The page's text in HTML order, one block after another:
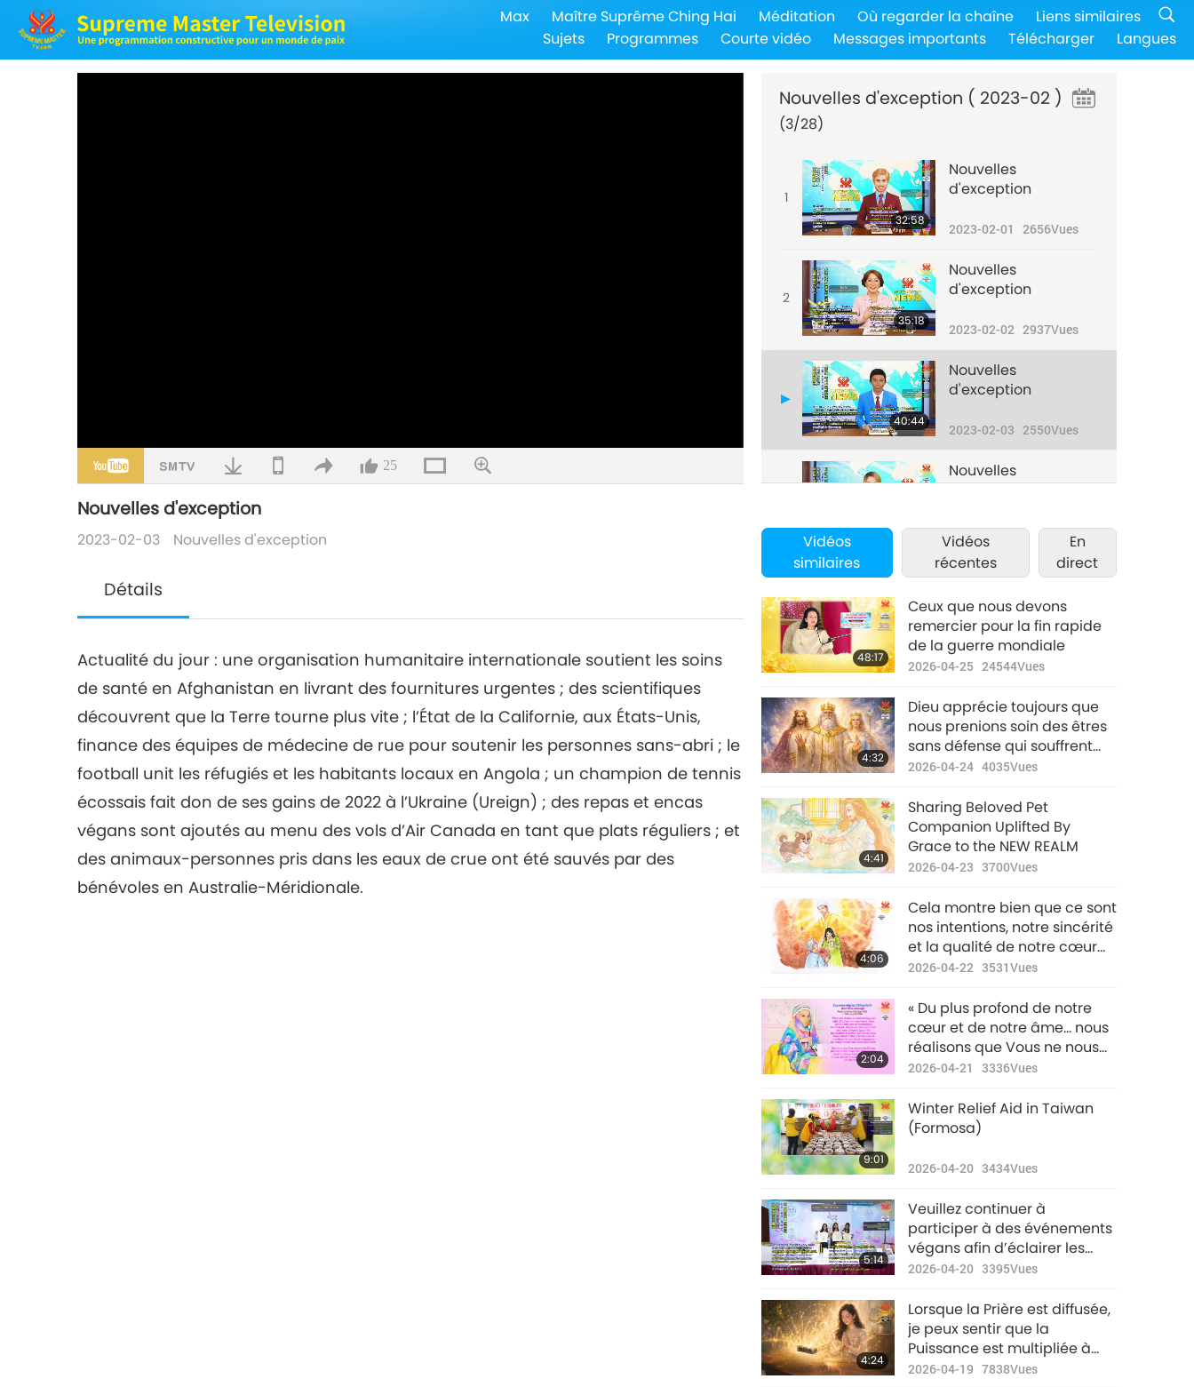
Max Maître Suprême Ching Hai Méditation Où regarder la chaîne
Liens similaires
Sujets
Programmes Courte vidéo Messages importants Télécharger Langues
25
Nouvelles d'exception
2023-02-03 Nouvelles d'exception
Détails
Actualité du jour : une organisation humanitaire internationale soutient les soins
de santé en Afghanistan en livrant des fournitures urgentes ; des scientifiques
découvrent que la Terre tourne plus vite ; l’État de la Californie, aux États-Unis,
finance des équipes de médecine de rue pour soutenir les personnes sans-abri ; le
football unit les réfugiés et les habitants locaux en Angola ; un champion de tennis
écossais fait don de ses gains de 2022 à l’Ukraine (Ureign) ; des repas et encas
végans sont ajoutés au menu des vols d’Air Canada en tant que plats réguliers ; et
des animaux-personnes pris dans les eaux de crue ont été sauvés par des
bénévoles en Australie-Méridionale.
Nouvelles d'exception ( 2023-02 )
(3/28)
1
32:58
Nouvelles
d'exception
2023-02-01 2656Vues
2
35:18
Nouvelles
d'exception
2023-02-02 2937Vues
40:44
Nouvelles
d'exception
2023-02-03 2550Vues
Nouvelles
d'exception
2023-02-042711Vues
5
39:06
Nouvelles
2023-02-052520 Vues
6
32:57
Nouvelles
2023-02-062784Vues
7
33:53
Nouvelles
2023-02-072470 Vues
8
40:53
Nouvelles
2023-02-082624 Vues
9
40:31
Nouvelles
2023-02-092629Vues
10
33:43
Nouvelles
2023-02-10
11
38:48
Nouvelles
2023-02-11 2713Vues
12
40:32
Nouvelles
2023-02-124019
Nouvelles
Vidéos
similaires
Vidéos
récentes
En
direct
48:17
Ceux que nous devons
remercier pour la fin rapide
de la guerre mondiale
2026-04-25 24544Vues
4:32
Dieu apprécie toujours que
nous prenions soin des êtres
sans défense qui souffrent
dans l’anonymat, car aucun
2026-04-24 4035Vues
4:41
Sharing Beloved Pet
Companion Uplifted By
Grace to the NEW REALM
2026-04-23 3700Vues
4:06
Cela montre bien que ce sont
nos intentions, notre sincérité
et la qualité de notre cœur
qui nous permettent de faire
de ce monde intérieur
merveilleux.
2026-04-22 3531Vues
2:04
« Du plus profond de notre
cœur et de notre âme… nous
réalisons que Vous ne nous
quitterez jamais. »
2026-04-21 3336Vues
9:01
Winter Relief Aid in Taiwan
(Formosa)
2026-04-20 3434Vues
5:14
Veuillez continuer à
participer à des événements
végans afin d’éclairer les
gens sur le mode de vie
pour la Terre et la nécessité
spirituelle d’être végan
aujourd’hui.
2026-04-20 3395Vues
4:24
Lorsque la Prière est diffusée,
je peux sentir que la
Puissance est multipliée à
l’infini.
2026-04-19 7838Vues